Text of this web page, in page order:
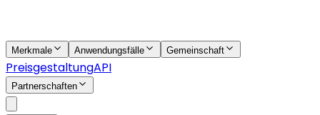
Merkmale Anwendungsfälle Gemeinschaft
PreisgestaltungAPI
Partnerschaften